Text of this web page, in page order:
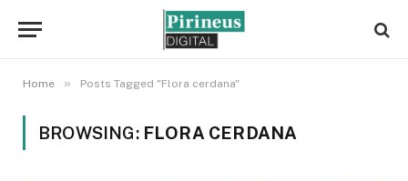
Home » Posts Tagged "Flora cerdana"
BROWSING: FLORA CERDANA